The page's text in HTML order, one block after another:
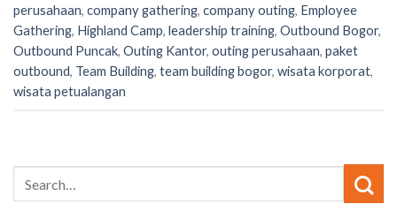
perusahaan, company gathering, company outing, Employee
Gathering, Highland Camp, leadership training, Outbound Bogor,
Outbound Puncak, Outing Kantor, outing perusahaan, paket
outbound, Team Building, team building bogor, wisata korporat,
wisata petualangan